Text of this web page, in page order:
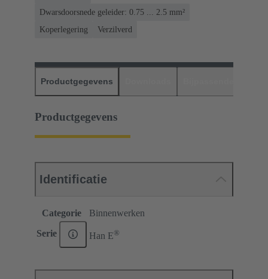
Dwarsdoorsnede geleider: 0.75 ... 2.5 mm²
Koperlegering
Verzilverd
Productgegevens
Productgegevens
Identificatie
Categorie Binnenwerken
Serie Han E®